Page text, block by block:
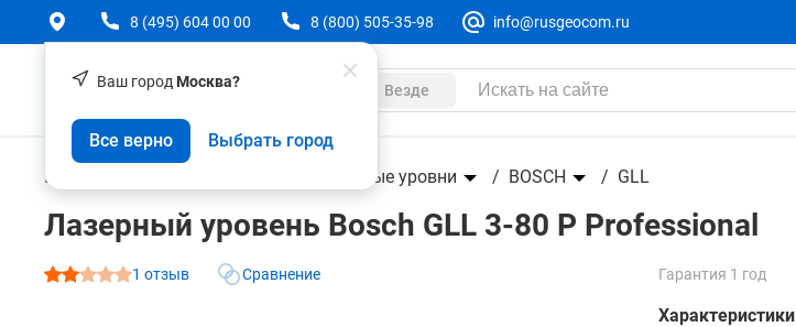
Ваш город Москва?
Все верно Выбрать город
8 (495) 604 00 00 8 (800) 505-35-98 info@rusgeocom.ru
Везде
Геодезическое оборудование Лазерные уровни BOSCH GLL
Лазерный уровень Bosch GLL 3-80 P Professional
1 отзыв Сравнение Гарантия 1 год
Характеристики
Лазерный уровень Bosch GLL 3-80 P Professional
О товаре ХарактеристикиОтзывы (1)